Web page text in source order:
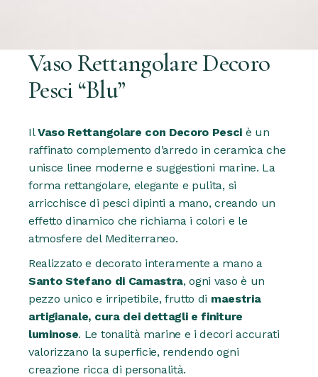
Vaso Rettangolare Decoro
Pesci “Blu”
IlVaso Rettangolare con Decoro Pesci è un
raffinato complemento d’arredo in ceramica che
unisce linee moderne e suggestioni marine. La
forma rettangolare, elegante e pulita, si
arricchisce di pesci dipinti a mano, creando un
effetto dinamico che richiama i colori e le
atmosfere del Mediterraneo.
Realizzato e decorato interamente a mano a
Santo Stefano di Camastra, ogni vaso è un
pezzo unico e irripetibile, frutto di maestria
artigianale, cura dei dettagli e finiture
luminose. Le tonalità marine e i decori accurati
valorizzano la superficie, rendendo ogni
creazione ricca di personalità.